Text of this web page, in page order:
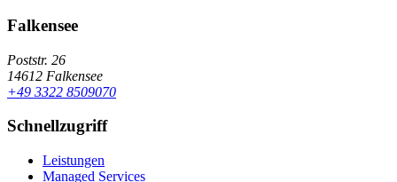
Falkensee
Poststr. 26
14612 Falkensee
+49 3322 8509070
Schnellzugriff
Leistungen
Managed Services